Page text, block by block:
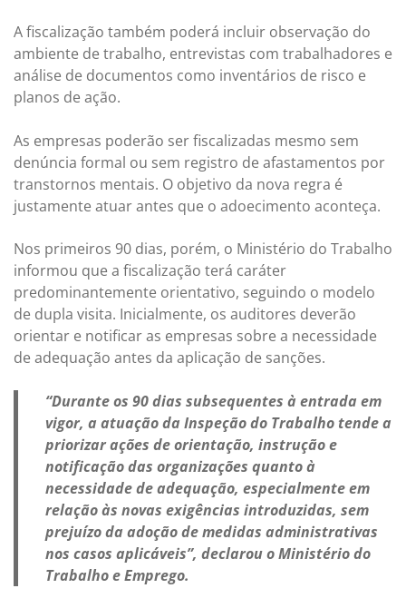
A fiscalização também poderá incluir observação do
ambiente de trabalho, entrevistas com trabalhadores e
análise de documentos como inventários de risco e
planos de ação.
As empresas poderão ser fiscalizadas mesmo sem
denúncia formal ou sem registro de afastamentos por
transtornos mentais. O objetivo da nova regra é
justamente atuar antes que o adoecimento aconteça.
Nos primeiros 90 dias, porém, o Ministério do Trabalho
informou que a fiscalização terá caráter
predominantemente orientativo, seguindo o modelo
de dupla visita. Inicialmente, os auditores deverão
orientar e notificar as empresas sobre a necessidade
de adequação antes da aplicação de sanções.
“Durante os 90 dias subsequentes à entrada em
vigor, a atuação da Inspeção do Trabalho tende a
priorizar ações de orientação, instrução e
notificação das organizações quanto à
necessidade de adequação, especialmente em
relação às novas exigências introduzidas, sem
prejuízo da adoção de medidas administrativas
nos casos aplicáveis”, declarou o Ministério do
Trabalho e Emprego.